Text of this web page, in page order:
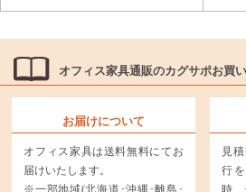
オフィス家具通販のカグサポお買
お届けについて
オフィス家具は送料無料にてお
届けいたします。
見
行